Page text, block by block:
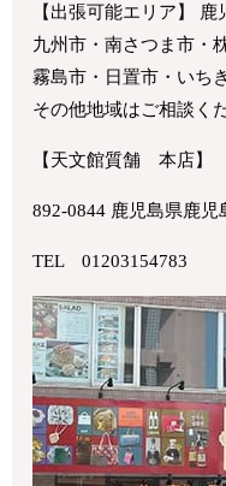
【出張可能エリア】
九州市・南さつま市・
霧島市・日置市・いち
その他地域はご相談く
【天文館質舗 本店】
892-0844 鹿児島県鹿
TEL 01203154783